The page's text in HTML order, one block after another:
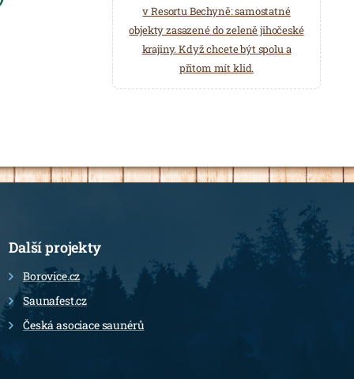
v Resortu Bechyně: samostatné
objekty zasazené do zeleně jihočeské
krajiny. Když chcete být spolu a
přitom mít klid.
Další projekty
Borovice.cz
Saunafest.cz
Česká asociace saunérů